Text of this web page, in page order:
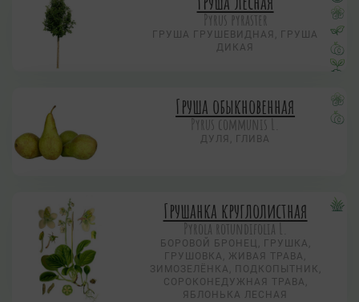
Pyrus pyraster
ГРУША ГРУШЕВИДНАЯ, ГРУША
ДИКАЯ
Груша обыкновенная
Pyrus communis L.
ДУЛЯ, ГЛИВА
Грушанка круглолистная
Pyrola rotundifolia L.
БОРОВОЙ БРОНЕЦ, ГРУШКА,
ГРУШОВКА, ЖИВАЯ ТРАВА,
ЗИМОЗЕЛЁНКА, ПОДКОПЫТНИК,
СОРОКОНЕДУЖНАЯ ТРАВА,
ЯБЛОНЬКА ЛЕСНАЯ